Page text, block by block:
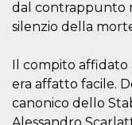
dal contrappunto
silenzio della
Il compito affidato
era affatto facile.
canonico dello